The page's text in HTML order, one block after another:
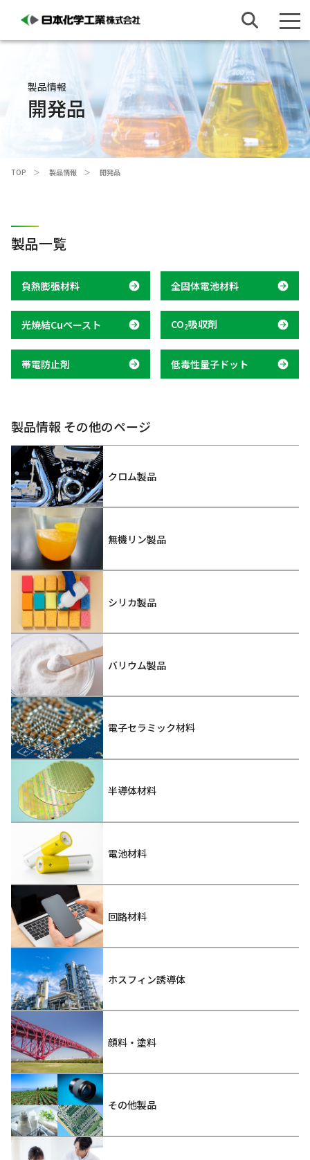
製品情報
開発品
TOP 製品情報 開発品
製品一覧
負熱膨張材料 全固体電池材料
光焼結Cuペースト CO2吸収剤
帯電防止剤 低毒性量子ドット
製品情報 その他のページ
クロム製品
無機リン製品
シリカ製品
バリウム製品
電子セラミック材料
半導体材料
電池材料
回路材料
ホスフィン誘導体
顔料・塗料
その他製品